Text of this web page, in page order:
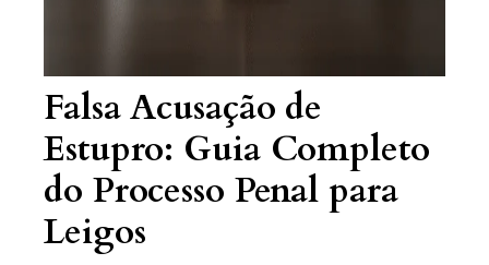
Falsa Acusação de
Estupro: Guia Completo
do Processo Penal para
Leigos